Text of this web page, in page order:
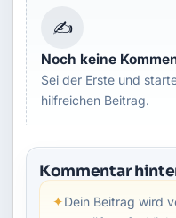
✍
Noch keine
Sei der Erste und
hilfreichen Beitrag.
Kommentar
✦Dein Beitrag wird